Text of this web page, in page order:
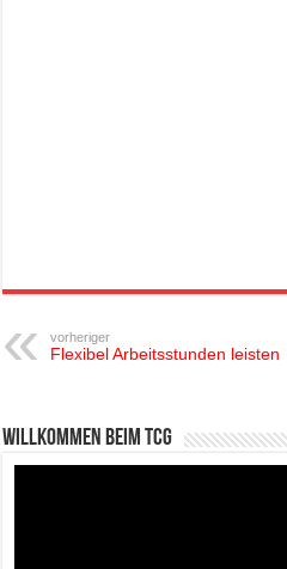
vorheriger
Flexibel Arbeitsstunden leisten
Willkommen beim TCG